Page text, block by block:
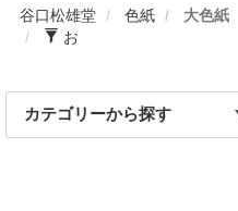
谷口松雄堂 色紙
大色紙
お